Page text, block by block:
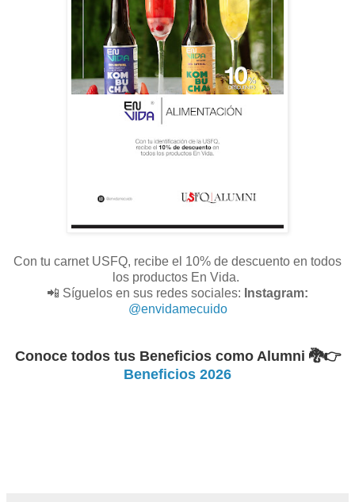
Con tu carnet USFQ, recibe el 10% de descuento en todos
los productos En Vida.
📲 Síguelos en sus redes sociales: Instagram:
@envidamecuido
Conoce todos tus Beneficios como Alumni 🐉👉
Beneficios 2026